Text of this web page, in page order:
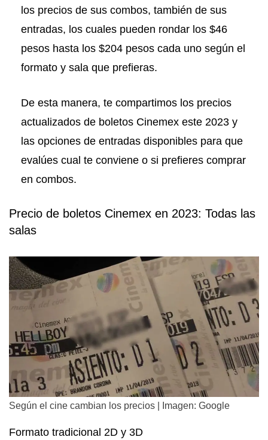
los precios de sus combos, también de sus
entradas, los cuales pueden rondar los $46
pesos hasta los $204 pesos cada uno según el
formato y sala que prefieras.
De esta manera, te compartimos los precios
actualizados de boletos Cinemex este 2023 y
las opciones de entradas disponibles para que
evalúes cual te conviene o si prefieres comprar
en combos.
Precio de boletos Cinemex en 2023: Todas las
salas
Según el cine cambian los precios | Imagen: Google
Formato tradicional 2D y 3D